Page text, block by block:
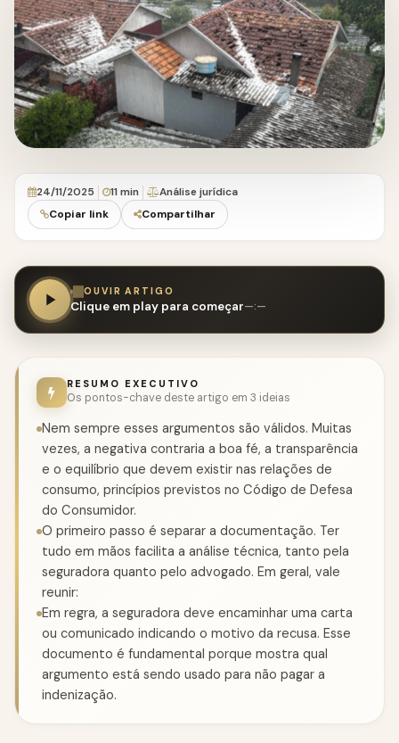
24/11/2025 11 min
Análise jurídica
Copiar link
Compartilhar
OUVIR ARTIGO
Clique em play para começar—:—
RESUMO EXECUTIVO
Os pontos-chave deste artigo em 3 ideias
Nem sempre esses argumentos são válidos. Muitas
vezes, a negativa contraria a boa fé, a transparência
e o equilíbrio que devem existir nas relações de
consumo, princípios previstos no Código de Defesa
do Consumidor.
O primeiro passo é separar a documentação. Ter
tudo em mãos facilita a análise técnica, tanto pela
seguradora quanto pelo advogado. Em geral, vale
reunir:
Em regra, a seguradora deve encaminhar uma carta
ou comunicado indicando o motivo da recusa. Esse
documento é fundamental porque mostra qual
argumento está sendo usado para não pagar a
indenização.